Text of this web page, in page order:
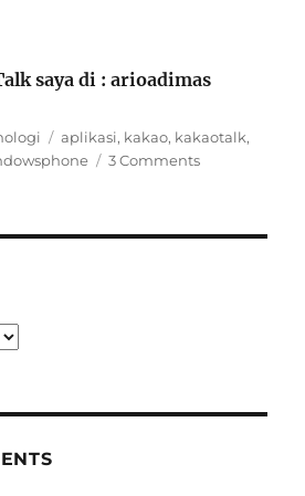
saya di : arioadimas
Tags
aplikasi, kakao, kakaotalk,
3 Comments